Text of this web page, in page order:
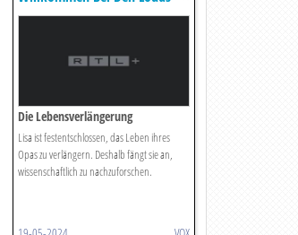
Die Lebensverlängerung
Lisa ist festentschlossen, das Leben ihres
Opas zu verlängern. Deshalb fängt sie an,
wissenschaftlich zu nachzuforschen.